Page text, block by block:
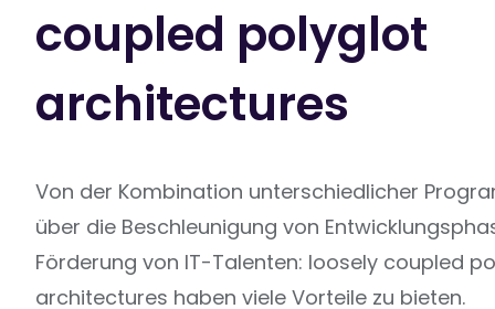
coupled polyglot
architectures
Von der Kombination unterschiedlicher
über die Beschleunigung von
Förderung von IT-Talenten: loosely coupled
architectures haben viele Vorteile zu bieten.